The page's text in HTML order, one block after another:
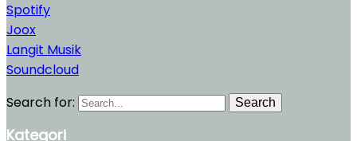
Spotify
Joox
Langit Musik
Soundcloud
Search for:
Search
Kategori